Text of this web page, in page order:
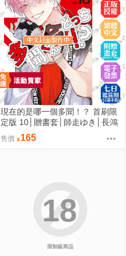
現在的是哪一個多聞！？ 首刷限
定版 10│贈書套│師走ゆき│長鴻
漫畫│BJ4動漫
售價 165
限制級商品
18